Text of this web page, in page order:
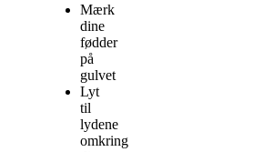
Mærk
dine
fødder
på
gulvet
Lyt
til
lydene
omkring